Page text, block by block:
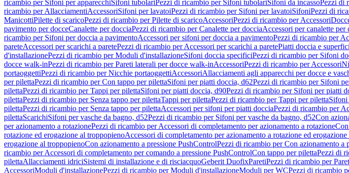
ricambio per Sifoni per apparecchiSifoni tubolariPezzi di ricambio per Sifoni tubolariSifoni da incassoPezzi di
ricambio per AllacciamentiAccessoriSifoni per lavatoiPezzi di ricambio per Sifoni per lavatoiSifoniPezzi di
ManicottiPilette di scaricoPezzi di ricambio per Pilette di scaricoAccessoriPezzi di ricambio per Accessori
pavimento per docceCanalette per docciaPezzi di ricambio per Canalette per docciaAccessori per canalette per
ricambio per Sifoni per doccia a pavimentoAccessori per sifoni per doccia a pavimentoPezzi di ricambio per
pareteAccessori per scarichi a paretePezzi di ricambio per Accessori per scarichi a paretePiatti doccia e
d'installazionePezzi di ricambio per Moduli d'installazioneSifoni doccia specificiPezzi di ricambio per Sifoni
docce walk-inPezzi di ricambio per Pareti laterali per docce walk-inAccessoriPezzi di ricambio per Accessori
portaoggettiPezzi di ricambio per Nicchie portaoggettiAccessoriAllacciamenti agli apparecchi per docce e
per pilettaPezzi di ricambio per Con tappo per pilettaSifoni per piatti doccia, d62Pezzi di ricambio per Sifoni
pilettaPezzi di ricambio per Tappi per pilettaSifoni per piatti doccia, d90Pezzi di ricambio per Sifoni per piatti
pilettaPezzi di ricambio per Senza tappo per pilettaTappi per pilettaPezzi di ricambio per Tappi per pilettaSifoni
pilettaPezzi di ricambio per Senza tappo per pilettaAccessori per sifoni per piatti docciaPezzi di ricambio per
pilettaScarichiSifoni per vasche da bagno, d52Pezzi di ricambio per Sifoni per vasche da bagno, d52Con
per azionamento a rotazionePezzi di ricambio per Accessori di completamento per azionamento a rotazione
rotazione ed erogazione al troppopienoAccessori di completamento per azionamento a rotazione ed
erogazione al troppopienoCon azionamento a pressione PushControlPezzi di ricambio per Con azionamento a
ricambio per Accessori di completamento per comando a pressione PushControlCon tappo per pilettaPezzi di
pilettaAllacciamenti idriciSistemi di installazione e di risciacquoGeberit DuofixParetiPezzi di ricambio per
AccessoriModuli d'installazionePezzi di ricambio per Moduli d'installazioneModuli per WCPezzi di ricambio